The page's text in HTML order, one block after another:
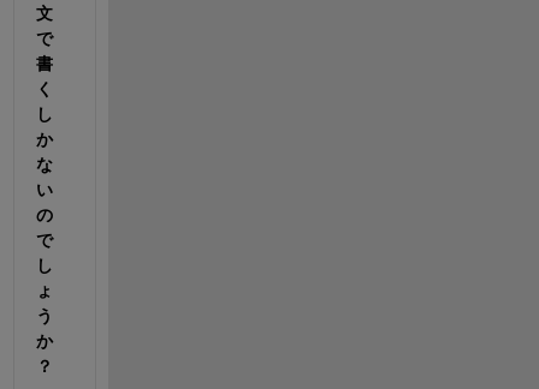
文
で
書
く
し
か
な
い
の
で
し
ょ
う
か
？